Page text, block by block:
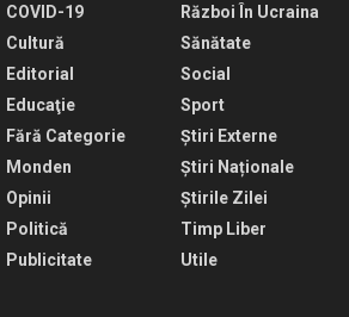
COVID-19
Cultură
Editorial
Educaţie
Fără Categorie
Monden
Opinii
Politică
Publicitate
Război În Ucraina
Sănătate
Social
Sport
Știri Externe
Știri Naționale
Știrile Zilei
Timp Liber
Utile